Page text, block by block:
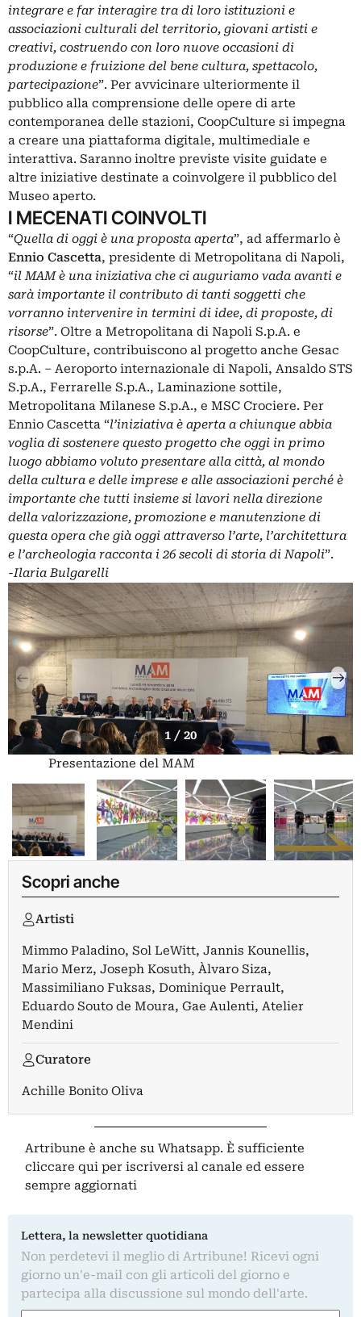
integrare e far interagire tra di loro istituzioni e
associazioni culturali del territorio, giovani artisti e
creativi, costruendo con loro nuove occasioni di
produzione e fruizione del bene cultura, spettacolo,
partecipazione”. Per avvicinare ulteriormente il
pubblico alla comprensione delle opere di arte
contemporanea delle stazioni, CoopCulture si impegna
a creare una piattaforma digitale, multimediale e
interattiva. Saranno inoltre previste visite guidate e
altre iniziative destinate a coinvolgere il pubblico del
Museo aperto.
I MECENATI COINVOLTI
“Quella di oggi è una proposta aperta”, ad affermarlo è
Ennio Cascetta, presidente di Metropolitana di Napoli,
“il MAM è una iniziativa che ci auguriamo vada avanti e
sarà importante il contributo di tanti soggetti che
vorranno intervenire in termini di idee, di proposte, di
risorse”. Oltre a Metropolitana di Napoli S.p.A. e
CoopCulture, contribuiscono al progetto anche Gesac
s.p.A. – Aeroporto internazionale di Napoli, Ansaldo STS
S.p.A., Ferrarelle S.p.A., Laminazione sottile,
Metropolitana Milanese S.p.A., e MSC Crociere. Per
Ennio Cascetta “l’iniziativa è aperta a chiunque abbia
voglia di sostenere questo progetto che oggi in primo
luogo abbiamo voluto presentare alla città, al mondo
della cultura e delle imprese e alle associazioni perché è
importante che tutti insieme si lavori nella direzione
della valorizzazione, promozione e manutenzione di
questa opera che già oggi attraverso l’arte, l’architettura
e l’archeologia racconta i 26 secoli di storia di Napoli”.
-Ilaria Bulgarelli
1 / 20
Presentazione del MAM
Scopri anche
Artisti
Mimmo Paladino, Sol LeWitt, Jannis Kounellis,
Mario Merz, Joseph Kosuth, Àlvaro Siza,
Massimiliano Fuksas, Dominique Perrault,
Eduardo Souto de Moura, Gae Aulenti, Atelier
Mendini
Curatore
Achille Bonito Oliva
Artribune è anche su Whatsapp. È sufficiente
cliccare qui per iscriversi al canale ed essere
sempre aggiornati
Lettera, la newsletter quotidiana
Non perdetevi il meglio di Artribune! Ricevi ogni
giorno un'e-mail con gli articoli del giorno e
partecipa alla discussione sul mondo dell'arte.